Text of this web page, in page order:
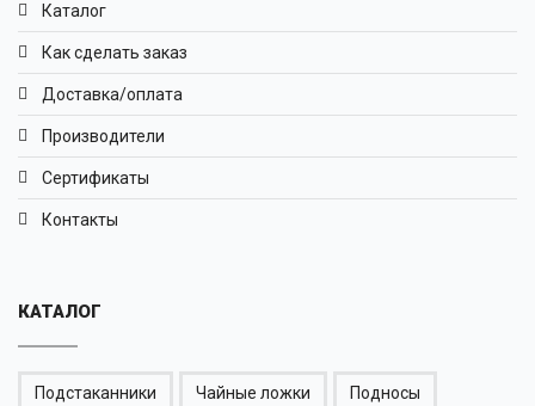
Каталог
Как сделать заказ
Доставка/оплата
Производители
Сертификаты
Контакты
КАТАЛОГ
Подстаканники Чайные ложки Подносы